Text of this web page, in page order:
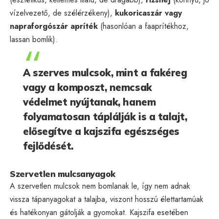
vízelvezető, de szélérzékeny), kukoricaszár vagy
napraforgószár apríték (hasonlóan a faaprítékhoz,
lassan bomlik).
A szerves mulcsok, mint a fakéreg
vagy a komposzt, nemcsak
védelmet nyújtanak, hanem
folyamatosan táplálják is a talajt,
elősegítve a kajszifa egészséges
fejlődését.
Szervetlen mulcsanyagok
A szervetlen mulcsok nem bomlanak le, így nem adnak
vissza tápanyagokat a talajba, viszont hosszú élettartamúak
és hatékonyan gátolják a gyomokat. Kajszifa esetében